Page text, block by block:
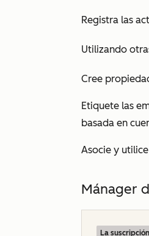
Registra las
Utilizando
Cree
Etiquete las
basada en
Asocie y
Mánager
La